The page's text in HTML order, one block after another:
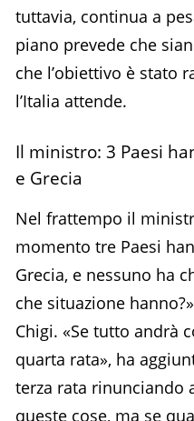
tuttavia, continua a
piano prevede che
che l’obiettivo è stato
l’Italia attende.
Il ministro: 3 Paesi
e Grecia
Nel frattempo il
momento tre Paesi
Grecia, e nessuno ha
che situazione
Chigi. «Se tutto andrà
quarta rata», ha
terza rata rinunciando
queste cose, ma se